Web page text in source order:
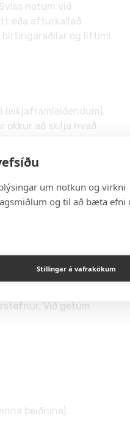
um notkun og virkni
og til að bæta efni
Stillingar á vafrakökum
notum við
eða afturkallað
og líftími
okkur að skilja hvað
okkar.
öryggi).
Við getum
beiðnina).